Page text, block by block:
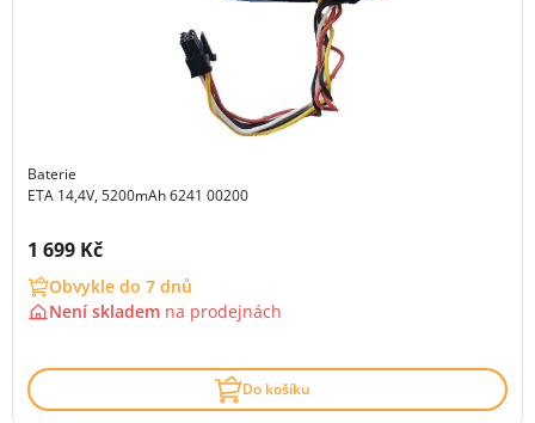
Baterie
ETA 14,4V, 5200mAh 6241 00200
Cena s DPH:
1 699 Kč
Obvykle do 7 dnů
Není skladem na prodejnách
Do košíku